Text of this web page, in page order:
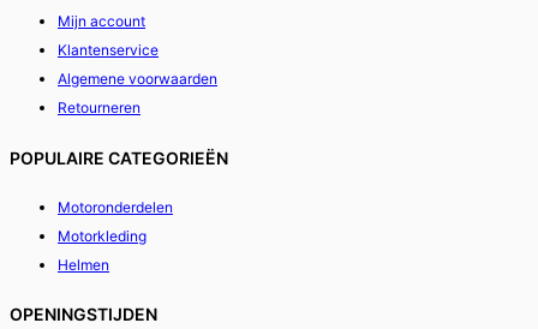
Mijn account
Klantenservice
Algemene voorwaarden
Retourneren
POPULAIRE CATEGORIEËN
Motoronderdelen
Motorkleding
Helmen
OPENINGSTIJDEN